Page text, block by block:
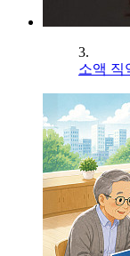
3.
소액 직